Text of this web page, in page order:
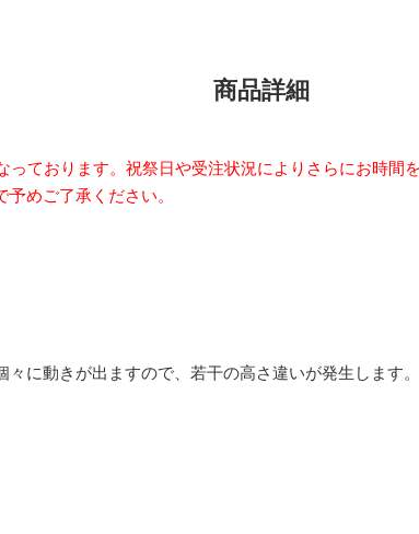
商品詳細
ております。祝祭日や受注状況によりさらにお時間
めご了承ください。
に動きが出ますので、若干の高さ違いが発生します。